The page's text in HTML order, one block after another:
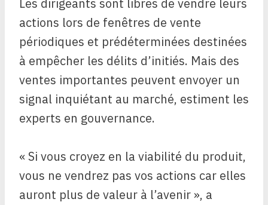
Les dirigeants sont libres de vendre leurs
actions lors de fenêtres de vente
périodiques et prédéterminées destinées
à empêcher les délits d’initiés. Mais des
ventes importantes peuvent envoyer un
signal inquiétant au marché, estiment les
experts en gouvernance.
« Si vous croyez en la viabilité du produit,
vous ne vendrez pas vos actions car elles
auront plus de valeur à l’avenir », a